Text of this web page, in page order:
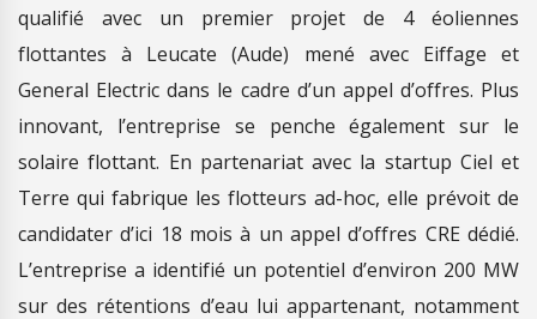
qualifié avec un premier projet de 4 éoliennes
flottantes à Leucate (Aude) mené avec Eiffage et
General Electric dans le cadre d’un appel d’offres. Plus
innovant, l’entreprise se penche également sur le
solaire flottant. En partenariat avec la startup Ciel et
Terre qui fabrique les flotteurs ad-hoc, elle prévoit de
candidater d’ici 18 mois à un appel d’offres CRE dédié.
L’entreprise a identifié un potentiel d’environ 200 MW
sur des rétentions d’eau lui appartenant, notamment